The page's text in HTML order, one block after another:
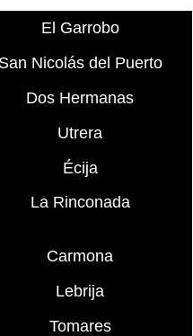
El Garrobo
San Nicolás del Puerto
Dos Hermanas
Utrera
Écija
La Rinconada
Carmona
Lebrija
Tomares